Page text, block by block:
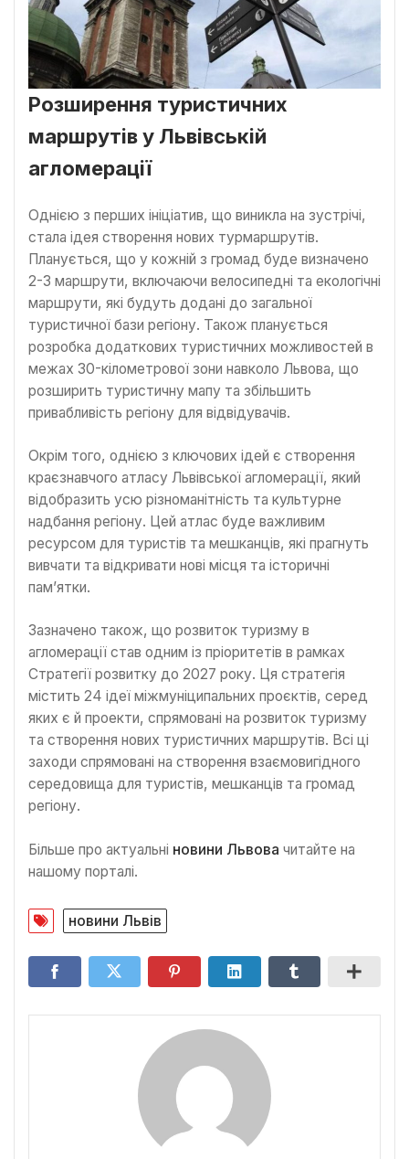
Розширення туристичних
маршрутів у Львівській
агломерації
Однією з перших ініціатив, що виникла на зустрічі,
стала ідея створення нових турмаршрутів.
Планується, що у кожній з громад буде визначено
2-3 маршрути, включаючи велосипедні та екологічні
маршрути, які будуть додані до загальної
туристичної бази регіону. Також планується
розробка додаткових туристичних можливостей в
межах 30-кілометрової зони навколо Львова, що
розширить туристичну мапу та збільшить
привабливість регіону для відвідувачів.
Окрім того, однією з ключових ідей є створення
краєзнавчого атласу Львівської агломерації, який
відобразить усю різноманітність та культурне
надбання регіону. Цей атлас буде важливим
ресурсом для туристів та мешканців, які прагнуть
вивчати та відкривати нові місця та історичні
пам’ятки.
Зазначено також, що розвиток туризму в
агломерації став одним із пріоритетів в рамках
Стратегії розвитку до 2027 року. Ця стратегія
містить 24 ідеї міжмуніципальних проєктів, серед
яких є й проекти, спрямовані на розвиток туризму
та створення нових туристичних маршрутів. Всі ці
заходи спрямовані на створення взаємовигідного
середовища для туристів, мешканців та громад
регіону.
Більше про актуальні новини Львова читайте на
нашому порталі.
новини Львів